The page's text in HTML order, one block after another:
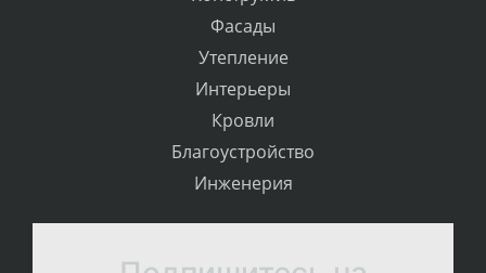
Фасады
Утепление
Интерьеры
Кровли
Благоустройство
Инженерия